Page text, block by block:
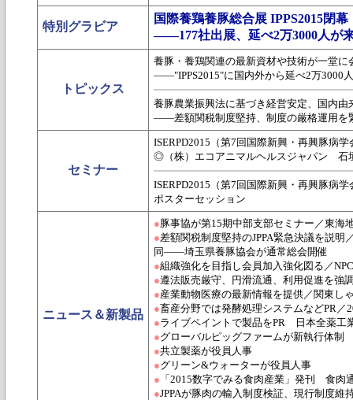
特別グラビア
国際養鶏養豚総合展 IPPS2015閉幕
――177社出展、延べ2万3000人が
トピックス
養豚・養鶏関連の最新資材や技術が一堂に
――"IPPS2015"に国内外から延べ2万3000
養豚農業振興法に基づき経営安定、国内由
――差額関税制度堅持、制度の厳格運用を
セミナー
ISERPD2015（第7回国際新興・再興豚病
◎（株）エコアニマルヘルスジャパン 石
ISERPD2015（第7回国際新興・再興豚病学
ポスターセッション
ニュース＆新製品
●豚事協が第15期中部支部セミナー／東海
●差額関税制度堅持のJPPA緊急決議を説
同――埼玉県養豚協会が通常総会開催
●組織強化を目指し会員加入強化図る／
●遵法販売厳守、円滑流通、利用促進を強
●産業動物医療の最新情報を提供／関東し
●畜産分野では発酵処理システムなどPR／
●ライブペイントで製品をPR 日本全薬工
●グローバルピッグファームが新執行体制
●共立製薬が役員人事
●グリーン&ウォーターが役員人事
● 「2015数字でみる食肉産業」発刊 食肉
●JPPAが豚肉の輸入制度検証、現行制度